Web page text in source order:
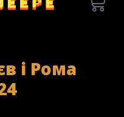
і Рома